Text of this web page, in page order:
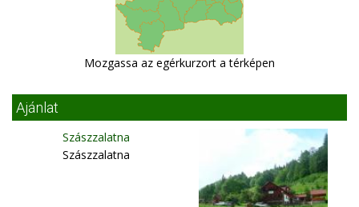
Mozgassa az egérkurzort a térképen
Ajánlat
Szászzalatna
Szászzalatna